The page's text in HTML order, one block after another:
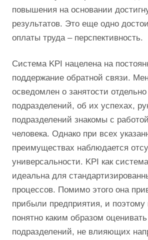
повышения на основании
результатов. Это еще одно
оплаты труда – перспективность.
Система KPI нацелена на
поддержание обратной связи.
осведомлен о занятости
подразделений, об их успехах,
подразделений знакомы с работой
человека. Однако при всех
преимуществах наблюдается
универсальности. KPI как
идеальна для
процессов. Помимо этого она
прибыли предприятия, и поэтому
понятно каким образом
подразделений, не влияющих